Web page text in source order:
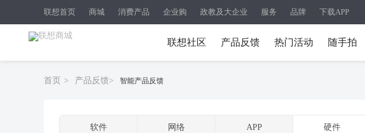
联想首页 商城 消费产品 企业购 政教及大企业 服务 品牌 下载APP
联想社区 产品反馈 热门活动 随手拍
首页 > 产品反馈> 智能产品反馈
软件 网络 APP 硬件